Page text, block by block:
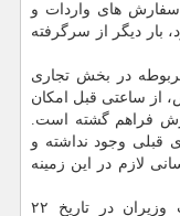
های واردات و
بار دیگر از سرگرفته
در بخش تجاری
از ساعتی قبل امكان
فراهم گشته است.
قبلی وجود نداشته و
لازم در این زمینه
نكته دیگر آنكه برپایه مصوبات اخیر هیات وزیران در تاریخ ۲۲